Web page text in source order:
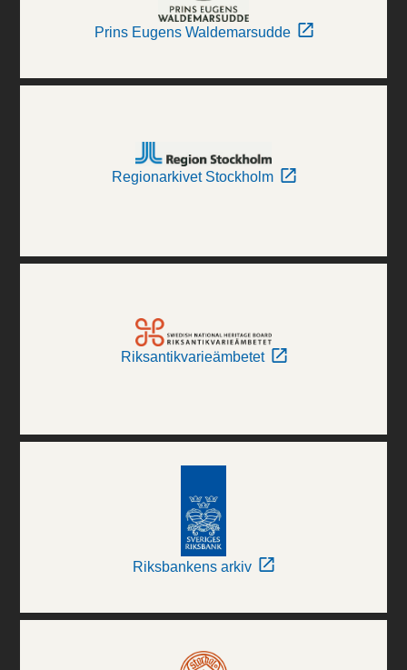
Prins Eugens Waldemarsudde
Regionarkivet Stockholm
Riksantikvarieämbetet
Riksbankens arkiv